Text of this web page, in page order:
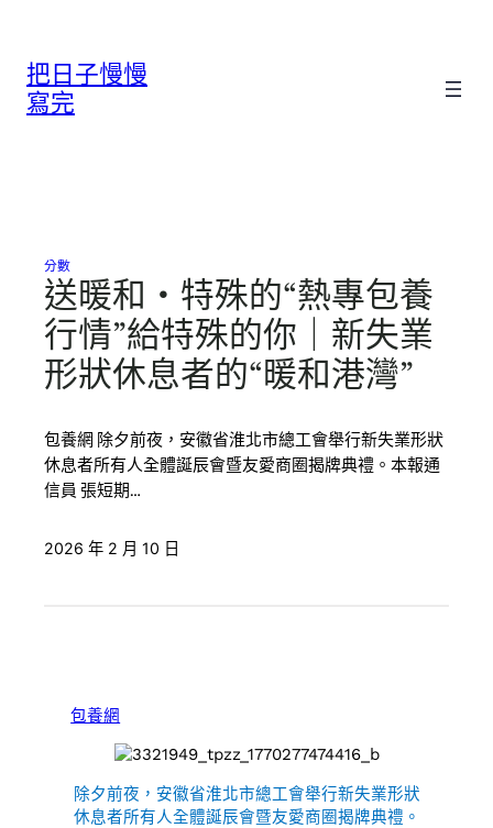
把日子慢慢
寫完
分數
送暖和・特殊的“熱專包養
行情”給特殊的你｜新失業
形狀休息者的“暖和港灣”
包養網 除夕前夜，安徽省淮北市總工會舉行新失業形狀
休息者所有人全體誕辰會暨友愛商圈揭牌典禮。本報通
信員 張短期…
2026 年 2 月 10 日
包養網
除夕前夜，安徽省淮北市總工會舉行新失業形狀
休息者所有人全體誕辰會暨友愛商圈揭牌典禮。